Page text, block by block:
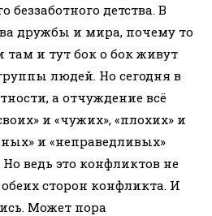
беззаботного детства. В
дружбы и мира, почему то
там и тут бок о бок живут
людей. Но сегодня в
а отчуждение всё
и «чужих», «плохих» и
и «неправедливых»
Но ведь это конфликтов не
сторон конфликта. И
Может пора